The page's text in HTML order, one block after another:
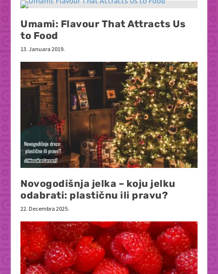
Umami: Flavour That Attracts Us
to Food
13. Januara 2019.
Novogodišnja jelka – koju jelku
odabrati: plastičnu ili pravu?
22. Decembra 2025.